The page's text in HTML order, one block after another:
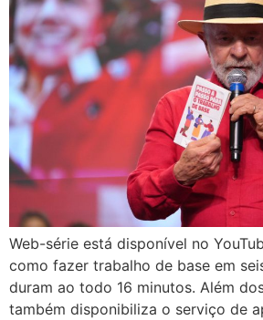
Web-série está disponível no
como fazer trabalho de base em
duram ao todo 16 minutos. Além
também disponibiliza o serviço de